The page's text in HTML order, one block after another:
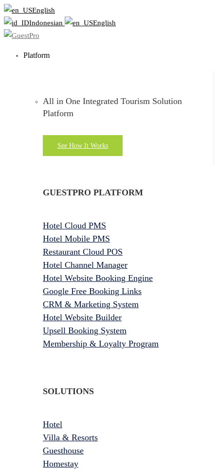
English
Indonesian
English
Platform
All in One Integrated Tourism Solution
Platform
See How It Works
GUESTPRO PLATFORM
Hotel Cloud PMS
Hotel Mobile PMS
Restaurant Cloud POS
Hotel Channel Manager
Hotel Website Booking Engine
Google Free Booking Links
CRM & Marketing System
Hotel Website Builder
Upsell Booking System
Membership & Loyalty Program
SOLUTIONS
Hotel
Villa & Resorts
Guesthouse
Homestay